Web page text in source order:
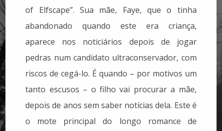
of Elfscape”. Sua mãe, Faye, que o tinha
abandonado quando este era criança,
aparece nos noticiários depois de jogar
pedras num candidato ultraconservador, com
riscos de cegá-lo. É quando – por motivos um
tanto escusos – o filho vai procurar a mãe,
depois de anos sem saber notícias dela. Este é
o mote principal do longo romance de